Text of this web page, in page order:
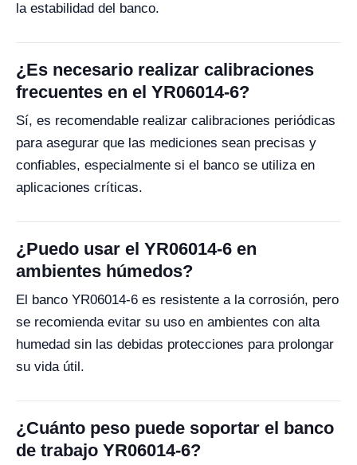
la estabilidad del banco.
¿Es necesario realizar calibraciones
frecuentes en el YR06014-6?
Sí, es recomendable realizar calibraciones periódicas
para asegurar que las mediciones sean precisas y
confiables, especialmente si el banco se utiliza en
aplicaciones críticas.
¿Puedo usar el YR06014-6 en
ambientes húmedos?
El banco YR06014-6 es resistente a la corrosión, pero
se recomienda evitar su uso en ambientes con alta
humedad sin las debidas protecciones para prolongar
su vida útil.
¿Cuánto peso puede soportar el banco
de trabajo YR06014-6?